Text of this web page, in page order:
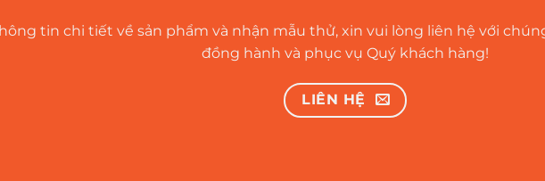
tin chi tiết về sản phẩm và nhận mẫu thử, xin vui lòng liên hệ với
đồng hành và phục vụ Quý khách hàng!
LIÊN HỆ